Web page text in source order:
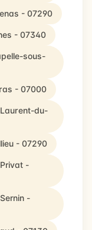
- 07290
- 07340
sous-
- 07000
du-
- 07290
-
-